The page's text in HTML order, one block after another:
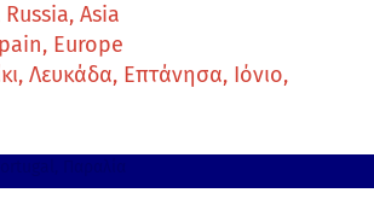
Asia
Europe
Λευκάδα, Επτάνησα, Ιόνιο,